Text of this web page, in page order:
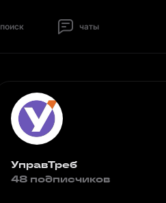
поиск чаты
УправТреб
48 подписчиков